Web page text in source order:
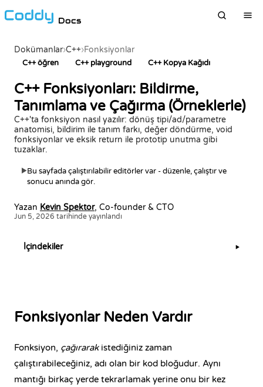
Docs
Dokümanlar›C++›Fonksiyonlar
C++ öğren C++ playground C++ Kopya Kağıdı
C++ Fonksiyonları: Bildirme,
Tanımlama ve Çağırma (Örneklerle)
C++'ta fonksiyon nasıl yazılır: dönüş tipi/ad/parametre
anatomisi, bildirim ile tanım farkı, değer döndürme, void
fonksiyonlar ve eksik return ile prototip unutma gibi
tuzaklar.
▶Bu sayfada çalıştırılabilir editörler var - düzenle, çalıştır ve
sonucu anında gör.
Yazan Kevin Spektor, Co-founder & CTO
Jun 5, 2026 tarihinde yayınlandı
Fonksiyonlar Neden Vardır
Fonksiyon, çağırarakistediğiniz zaman
çalıştırabileceğiniz, adı olan bir kod bloğudur. Aynı
mantığı birkaç yerde tekrarlamak yerine onu bir kez
İçindekiler ▶